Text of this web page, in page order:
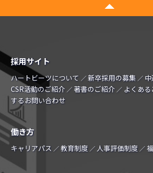
採用サイト
ハートビーツについて ／新卒採用の募集 ／
CSR活動のご紹介 ／著書のご紹介 ／ よくあ
するお問い合わせ
働き方
キャリアパス ／教育制度 ／ 人事評価制度 ／